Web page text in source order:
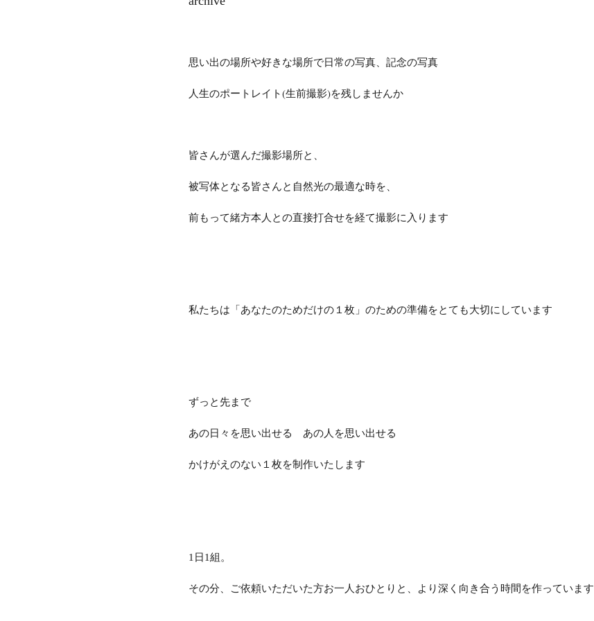
思い出の場所や好きな場所で日常の写真、記念の写真
人生のポートレイト(生前撮影)を残しませんか
皆さんが選んだ撮影場所と、
被写体となる皆さんと自然光の最適な時を、
前もって緒方本人との直接打合せを経て撮影に入ります
私たちは「あなたのためだけの１枚」のための準備をとても大切にしています
ずっと先まで
あの日々を思い出せる あの人を思い出せる
かけがえのない１枚を制作いたします
1 日1組。
その分、ご依頼いただいた方お一人おひとりと、より深く向き合う時間を作っています